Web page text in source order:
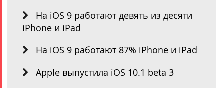
На iOS 9 работают девять из десяти
iPhone и iPad
На iOS 9 работают 87% iPhone и iPad
Apple выпустила iOS 10.1 beta 3